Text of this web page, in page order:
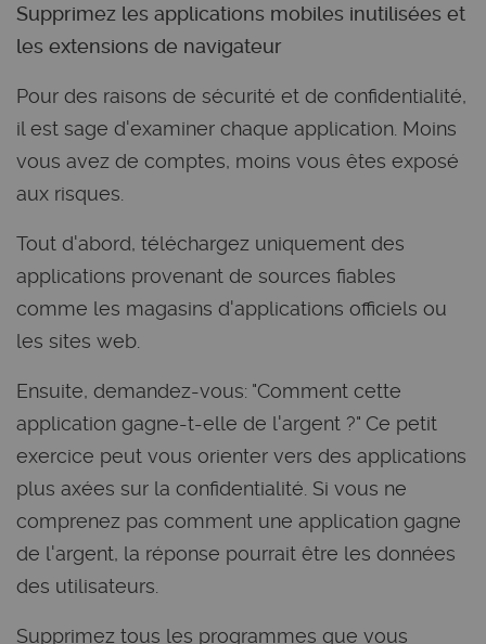
Supprimez les applications mobiles inutilisées et
les extensions de navigateur
Pour des raisons de sécurité et de confidentialité,
il est sage d'examiner chaque application. Moins
vous avez de comptes, moins vous êtes exposé
aux risques.
Tout d'abord, téléchargez uniquement des
applications provenant de sources fiables
comme les magasins d'applications officiels ou
les sites web.
Ensuite, demandez-vous: "Comment cette
application gagne-t-elle de l'argent ?" Ce petit
exercice peut vous orienter vers des applications
plus axées sur la confidentialité. Si vous ne
comprenez pas comment une application gagne
de l'argent, la réponse pourrait être les données
des utilisateurs.
Supprimez tous les programmes que vous